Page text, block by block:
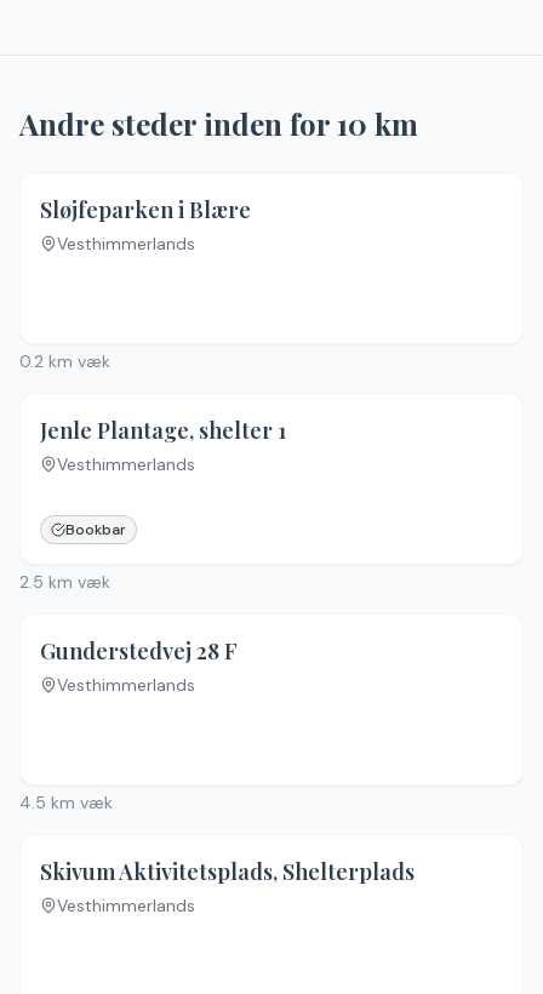
Andre steder inden for10 km
Sløjfeparken i Blære
Vesthimmerlands
0.2 km væk
Jenle Plantage, shelter 1
Vesthimmerlands
Bookbar
2.5 km væk
Gunderstedvej 28 F
Vesthimmerlands
4.5 km væk
Skivum Aktivitetsplads, Shelterplads
Vesthimmerlands